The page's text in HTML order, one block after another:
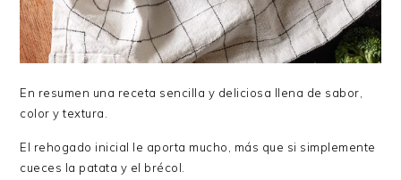
En resumen una receta sencilla y deliciosa llena de sabor,
color y textura.
El rehogado inicial le aporta mucho, más que si simplemente
cueces la patata y el brécol.